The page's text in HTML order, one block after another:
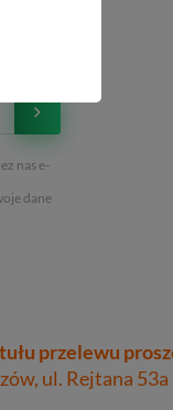
nas e-
dane
przelewu
ul. Rejtana 53a